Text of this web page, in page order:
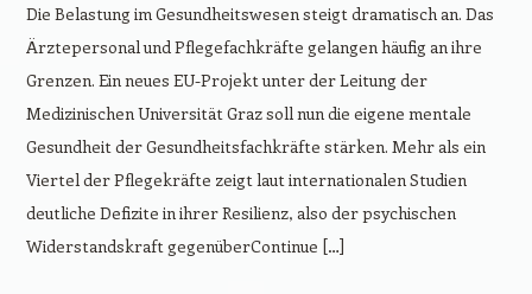
Die Belastung im Gesundheitswesen steigt dramatisch an. Das
Ärztepersonal und Pflegefachkräfte gelangen häufig an ihre
Grenzen. Ein neues EU-Projekt unter der Leitung der
Medizinischen Universität Graz soll nun die eigene mentale
Gesundheit der Gesundheitsfachkräfte stärken. Mehr als ein
Viertel der Pflegekräfte zeigt laut internationalen Studien
deutliche Defizite in ihrer Resilienz, also der psychischen
Widerstandskraft gegenüberContinue […]